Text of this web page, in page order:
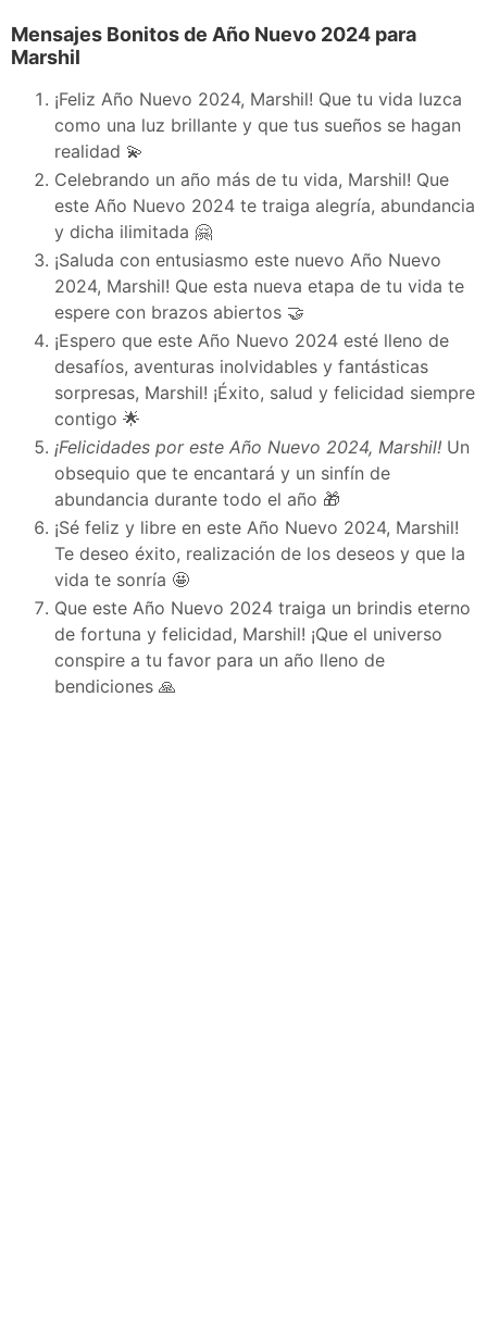
Mensajes Bonitos de Año Nuevo 2024 para
Marshil
¡Feliz Año Nuevo 2024, Marshil! Que tu vida luzca
como una luz brillante y que tus sueños se hagan
realidad 💫
Celebrando un año más de tu vida, Marshil! Que
este Año Nuevo 2024 te traiga alegría, abundancia
y dicha ilimitada 🤗
¡Saluda con entusiasmo este nuevo Año Nuevo
2024, Marshil! Que esta nueva etapa de tu vida te
espere con brazos abiertos 🤝
¡Espero que este Año Nuevo 2024 esté lleno de
desafíos, aventuras inolvidables y fantásticas
sorpresas, Marshil! ¡Éxito, salud y felicidad siempre
contigo 🌟
¡Felicidades por este Año Nuevo 2024, Marshil! Un
obsequio que te encantará y un sinfín de
abundancia durante todo el año 🎁
¡Sé feliz y libre en este Año Nuevo 2024, Marshil!
Te deseo éxito, realización de los deseos y que la
vida te sonría 🤩
Que este Año Nuevo 2024 traiga un brindis eterno
de fortuna y felicidad, Marshil! ¡Que el universo
conspire a tu favor para un año lleno de
bendiciones 🙏